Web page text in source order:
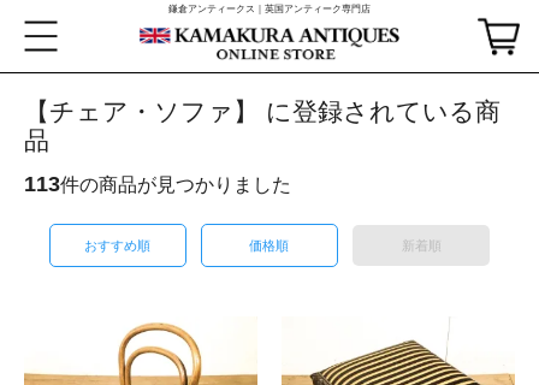
鎌倉アンティークス｜英国アンティーク専門店
【チェア・ソファ】 に登録されている商
品
113件の商品が見つかりました
おすすめ順 価格順 新着順